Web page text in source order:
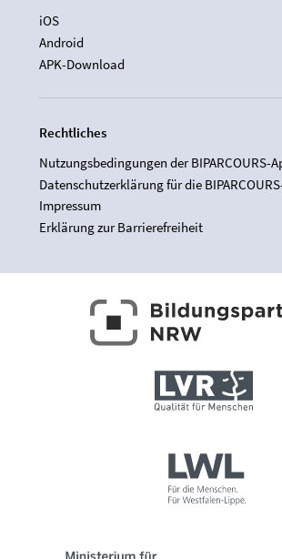
iOS
Android
APK-Download
Rechtliches
Nutzungsbedingungen der BIPARCOURS-
Datenschutzerklärung für die
Impressum
Erklärung zur Barrierefreiheit